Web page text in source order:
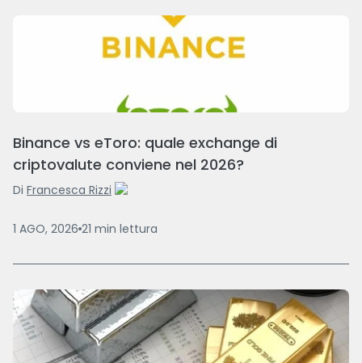
Binance vs eToro: quale exchange di
criptovalute conviene nel 2026?
Di Francesca Rizzi
1 AGO, 2026 21 min lettura